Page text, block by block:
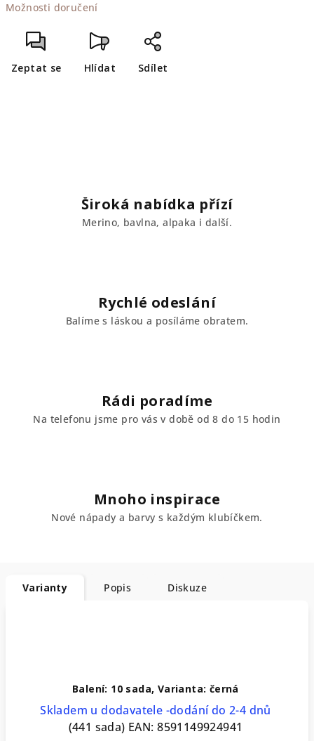
cena:
Možnosti doručení
Zeptat se Hlídat Sdílet
Široká nabídka přízí
Merino, bavlna, alpaka i další.
Rychlé odeslání
Balíme s láskou a posíláme obratem.
Rádi poradíme
Na telefonu jsme pro vás v době od 8 do 15 hodin
Mnoho inspirace
Nové nápady a barvy s každým klubíčkem.
Varianty Popis Diskuze
Balení: 10 sada, Varianta: černá
Skladem u dodavatele -dodání do 2-4 dnů
(441 sada) EAN: 8591149924941